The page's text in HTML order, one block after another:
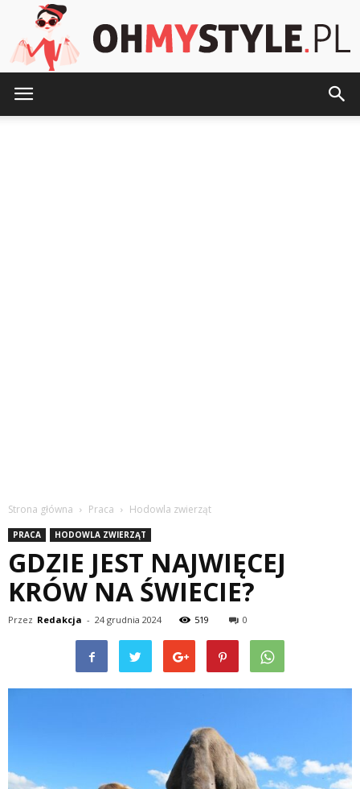
Strona główna Praca Hodowla zwierząt
PRACA HODOWLA ZWIERZĄT
GDZIE JEST NAJWIĘCEJ
KRÓW NA ŚWIECIE?
Przez Redakcja - 24 grudnia 2024 519 0